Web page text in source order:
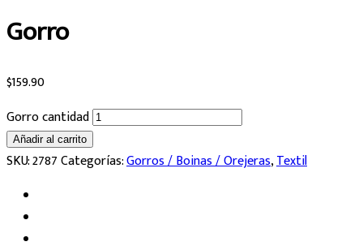
Gorro
$159.90
Gorro cantidad
Añadir al carrito
SKU:2787Categorías:Gorros / Boinas / Orejeras,Textil